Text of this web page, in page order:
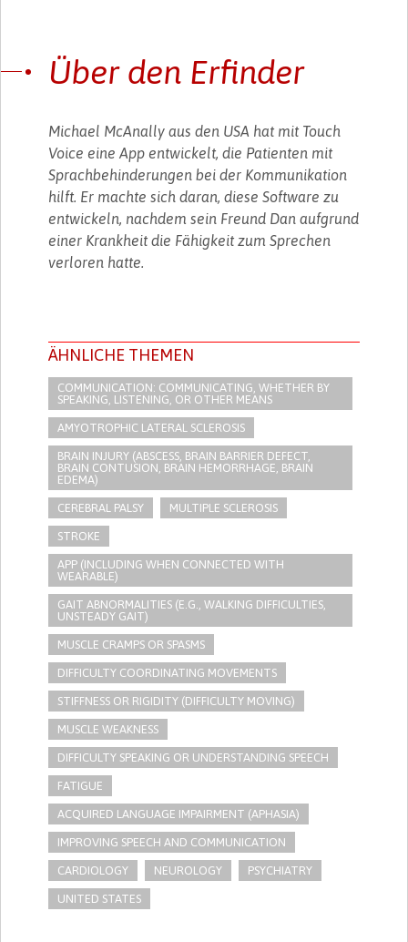
Über den Erfinder
Michael McAnally aus den USA hat mit Touch
Voice eine App entwickelt, die Patienten mit
Sprachbehinderungen bei der Kommunikation
hilft. Er machte sich daran, diese Software zu
entwickeln, nachdem sein Freund Dan aufgrund
einer Krankheit die Fähigkeit zum Sprechen
verloren hatte.
ÄHNLICHE THEMEN
COMMUNICATION: COMMUNICATING, WHETHER BY
SPEAKING, LISTENING, OR OTHER MEANS
AMYOTROPHIC LATERAL SCLEROSIS
BRAIN INJURY (ABSCESS, BRAIN BARRIER DEFECT,
BRAIN CONTUSION, BRAIN HEMORRHAGE, BRAIN
EDEMA)
CEREBRAL PALSY MULTIPLE SCLEROSIS
STROKE
APP (INCLUDING WHEN CONNECTED WITH
WEARABLE)
GAIT ABNORMALITIES (E.G., WALKING DIFFICULTIES,
UNSTEADY GAIT)
MUSCLE CRAMPS OR SPASMS
DIFFICULTY COORDINATING MOVEMENTS
STIFFNESS OR RIGIDITY (DIFFICULTY MOVING)
MUSCLE WEAKNESS
DIFFICULTY SPEAKING OR UNDERSTANDING SPEECH
FATIGUE
ACQUIRED LANGUAGE IMPAIRMENT (APHASIA)
IMPROVING SPEECH AND COMMUNICATION
CARDIOLOGY NEUROLOGY PSYCHIATRY
UNITED STATES